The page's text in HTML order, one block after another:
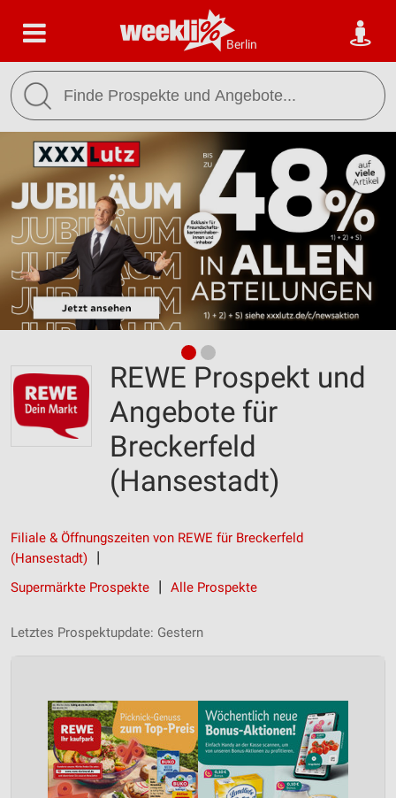
Berlin
REWE Prospekt und
Angebote für
Breckerfeld
(Hansestadt)
Filiale & Öffnungszeiten von REWE für Breckerfeld
(Hansestadt)
Supermärkte Prospekte
Alle Prospekte
Letztes Prospektupdate: Gestern